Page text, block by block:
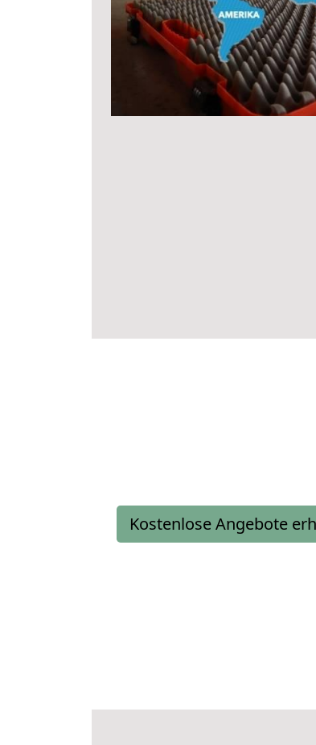
Kostenlose Angebote